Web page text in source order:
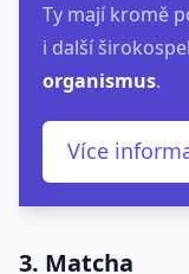
Ty mají kromě
i další
organismus.
Více
3. Matcha